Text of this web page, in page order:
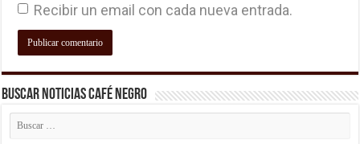
Recibir un email con cada nueva entrada.
Buscar Noticias Café Negro